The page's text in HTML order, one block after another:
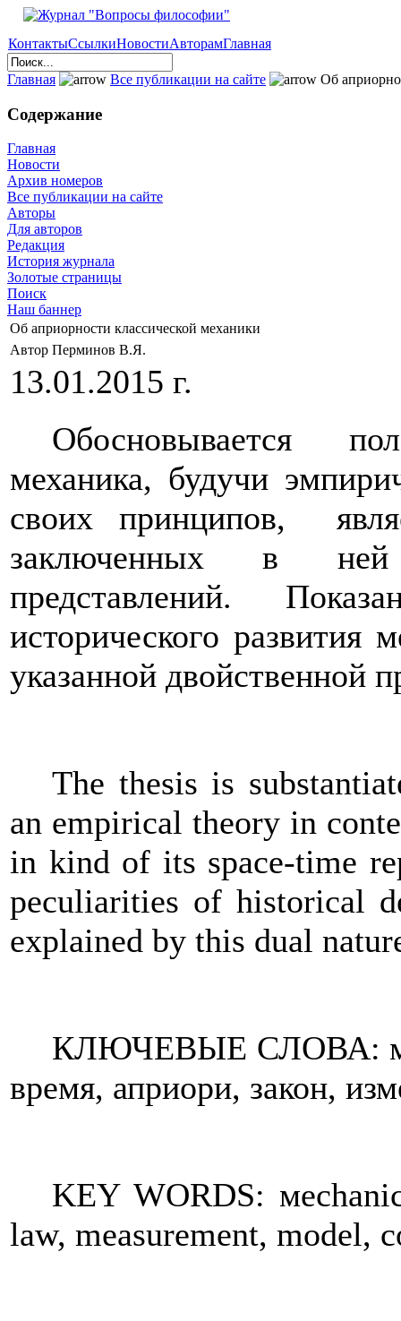
КонтактыСсылкиНовостиАвторамГлавная
Главная Все публикации на сайте Об
Содержание
Главная
Новости
Архив номеров
Все публикации на сайте
Авторы
Для авторов
Редакция
История журнала
Золотые страницы
Поиск
Наш баннер
Об априорности классической механики
Автор Перминов В.Я.
13.01.2015 г.
Обосновывается
механика, будучи
своих принципов,
заключенных в ней
представлений.
исторического развития
указанной двойственной
The thesis is
an empirical theory in
in kind of its space-time
peculiarities of historical
explained by this dual
КЛЮЧЕВЫЕ СЛОВА:
время, априори, закон,
KEY WORDS: м
law, measurement, model,